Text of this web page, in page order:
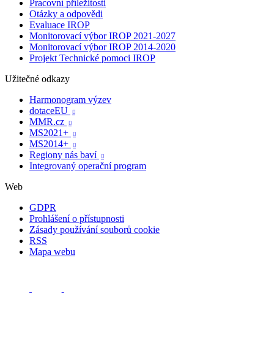
Pracovní příležitosti
Otázky a odpovědi
Evaluace IROP
Monitorovací výbor IROP 2021-2027
Monitorovací výbor IROP 2014-2020
Projekt Technické pomoci IROP
Užitečné odkazy
Harmonogram výzev
dotaceEU

MMR.cz 
MS2021+ 
MS2014+ 
Regiony nás baví 
Integrovaný operační program
Web
GDPR
Prohlášení o přístupnosti
Zásady používání souborů cookie
RSS
Mapa webu